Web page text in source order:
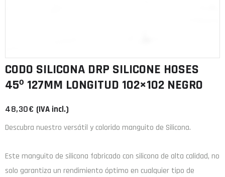
CODO SILICONA DRP SILICONE HOSES
45º 127MM LONGITUD 102×102 NEGRO
48,30€ (IVA incl.)
Descubra nuestro versátil y colorido manguito de Silicona.
Este manguito de silicona fabricado con silicona de alta calidad, no
solo garantiza un rendimiento óptimo en cualquier tipo de